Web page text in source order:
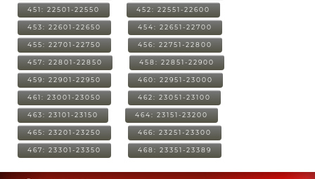
451: 22501-22550 452: 22551-22600
453: 22601-22650 454: 22651-22700
455: 22701-22750 456: 22751-22800
457: 22801-22850 458: 22851-22900
459: 22901-22950 460: 22951-23000
461: 23001-23050 462: 23051-23100
463: 23101-23150 464: 23151-23200
465: 23201-23250 466: 23251-23300
467: 23301-23350 468: 23351-23389